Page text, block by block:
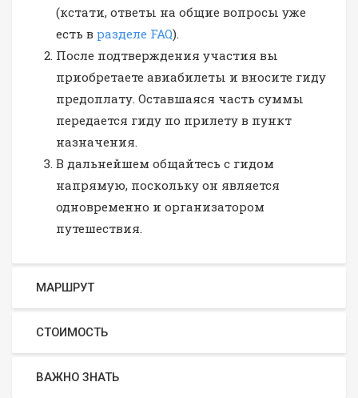
(кстати, ответы на общие вопросы уже
есть в разделе FAQ).
После подтверждения участия вы
приобретаете авиабилеты и вносите гиду
предоплату. Оставшаяся часть суммы
передается гиду по прилету в пункт
назначения.
В дальнейшем общайтесь с гидом
напрямую, поскольку он является
одновременно и организатором
путешествия.
МАРШРУТ
СТОИМОСТЬ
ВАЖНО ЗНАТЬ